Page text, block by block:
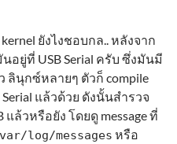
ยังไงชอบกล.. หลังจาก
อยู่ที่ USB Serial ครับ ซึ่งมันมี
ลินุกซ์หลายๆ ตัวก็ compile
แล้วด้วย ดังนั้นสำรวจ
ล้วหรือยัง โดยดู message ที่
log/messages หรือ